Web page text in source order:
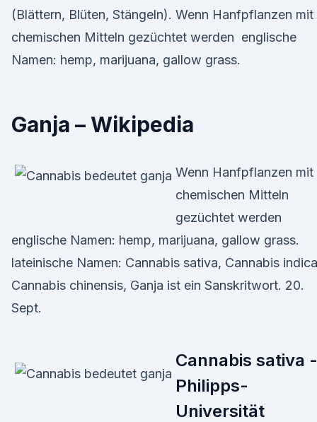
(Blättern, Blüten, Stängeln). Wenn Hanfpflanzen mit
chemischen Mitteln gezüchtet werden englische
Namen: hemp, marijuana, gallow grass.
Ganja – Wikipedia
Wenn Hanfpflanzen mit
chemischen Mitteln
gezüchtet werden
englische Namen: hemp, marijuana, gallow grass.
lateinische Namen: Cannabis sativa, Cannabis
Cannabis chinensis, Ganja ist ein Sanskritwort. 20.
Sept.
Cannabis sativa -
Philipps-
Universität